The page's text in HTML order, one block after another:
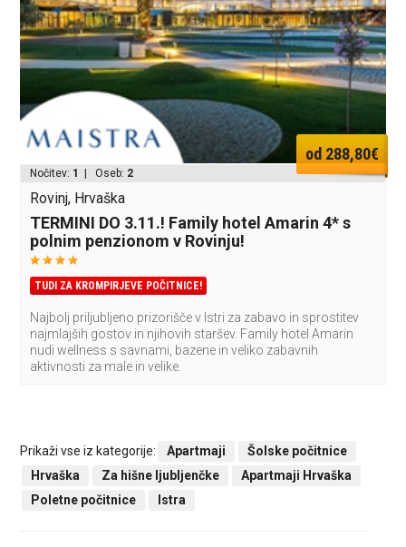
od 288,80€
Nočitev: 1 | Oseb: 2
Rovinj, Hrvaška
TERMINI DO 3.11.! Family hotel Amarin 4* s
polnim penzionom v Rovinju!
TUDI ZA KROMPIRJEVE POČITNICE!
Najbolj priljubljeno prizorišče v Istri za zabavo in sprostitev
najmlajših gostov in njihovih staršev. Family hotel Amarin
nudi wellness s savnami, bazene in veliko zabavnih
aktivnosti za male in velike.
Prikaži vse iz kategorije: Apartmaji
Šolske počitnice
Hrvaška
Za hišne ljubljenčke
Apartmaji Hrvaška
Poletne počitnice
Istra